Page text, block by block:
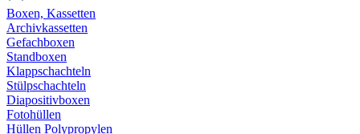
Boxen, Kassetten
Archivkassetten
Gefachboxen
Standboxen
Klappschachteln
Stülpschachteln
Diapositivboxen
Fotohüllen
Hüllen Polypropylen